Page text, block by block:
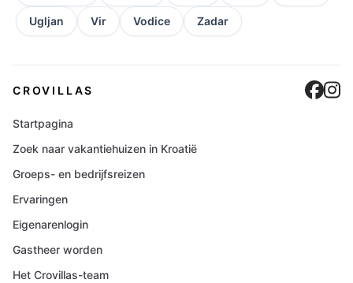
Ugljan Vir Vodice Zadar
CROVILLAS
Startpagina
Zoek naar vakantiehuizen in Kroatië
Groeps- en bedrijfsreizen
Ervaringen
Eigenarenlogin
Gastheer worden
Het Crovillas-team